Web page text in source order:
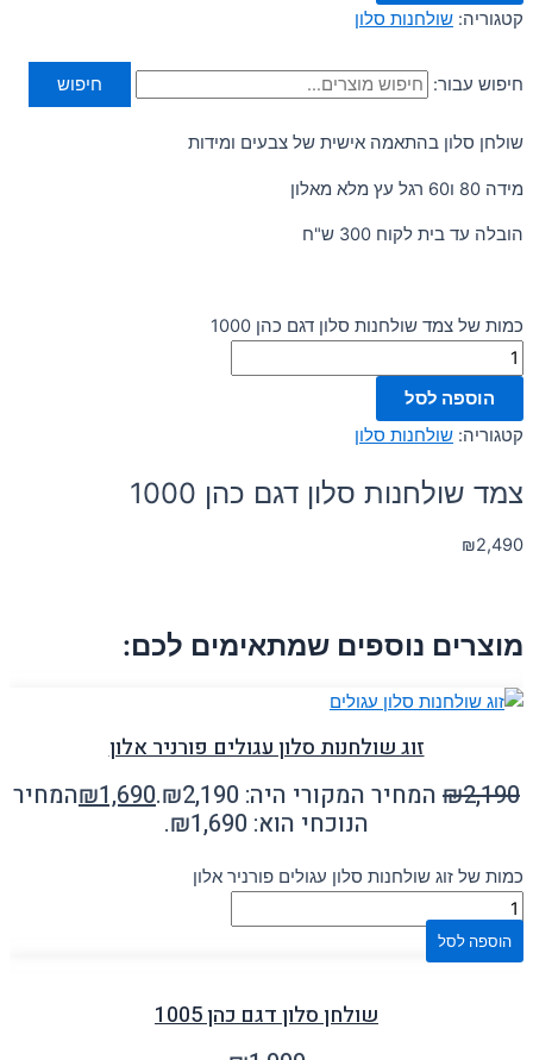
קטגוריה: שולחנות סלון
חיפוש עבור: חיפוש
שולחן סלון בהתאמה אישית של צבעים ומידות
מידה 80 ו60 רגל עץ מלא מאלון
הובלה עד בית לקוח 300 ש"ח
כמות של צמד שולחנות סלון דגם כהן 1000
הוספה לסל
קטגוריה: שולחנות סלון
צמד שולחנות סלון דגם כהן 1000
₪2,490
מוצרים נוספים שמתאימים לכם:
זוג שולחנות סלון עגולים פורניר אלון
₪2,190 המחיר המקורי היה: ₪2,190. ₪1,690
המחיר
הנוכחי הוא: ₪1,690.
כמות של זוג שולחנות סלון עגולים פורניר אלון
הוספה לסל
שולחן סלון דגם כהן 1005